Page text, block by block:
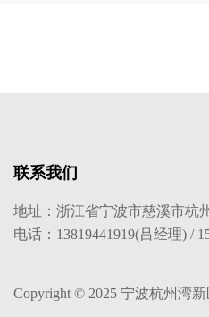
联系我们
地址：浙江省宁波市慈溪市杭
电话：13819441919(吕经理) /
Copyright © 2025 宁波杭州湾